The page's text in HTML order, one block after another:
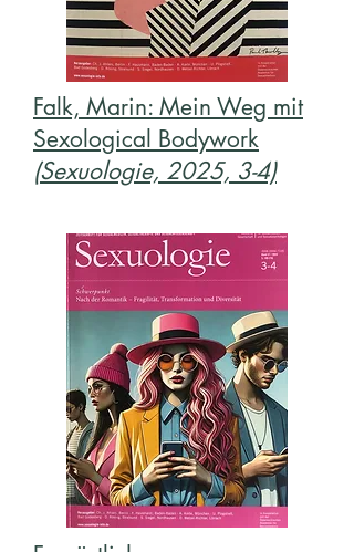
Falk, Marin: Mein Weg mit
Sexological Bodywork
(Sexuologie, 2025, 3-4)